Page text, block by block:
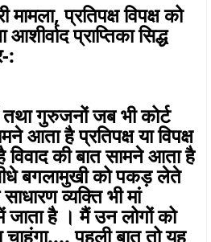
प्रतिपक्ष विपक्ष को
प्राप्तिका सिद्ध
:
तथा गुरुजनों जब भी कोर्ट
आता है प्रतिपक्ष या विपक्ष
की बात सामने आता है
बगलामुखी को पकड़ लेते
व्यक्ति भी मां
है । मैं उन लोगों को
चाहूंगा.... पहली बात तो यह